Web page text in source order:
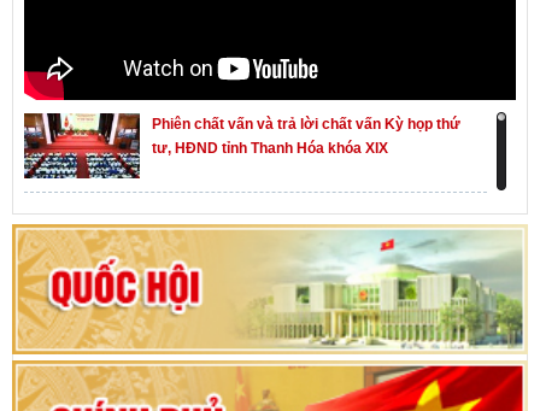
Phiên chất vấn và trả lời chất vấn Kỳ họp thứ
tư, HĐND tỉnh Thanh Hóa khóa XIX
Khai mạc kỳ họp thứ Nhất, Quốc hội khóa XVI
Hướng dẫn quy trình bỏ phiếu bầu cử ĐBQH
khoá XVI và đại biểu HĐND các cấp nhiệm kỳ
2026-2031
80 năm Quốc hội Việt Nam: vì lợi ích Nhân dân,